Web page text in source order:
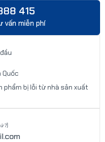
415
miễn phí
Quốc
phẩm bị lỗi từ nhà sản xuất
7)